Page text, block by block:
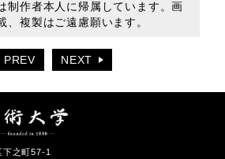
制作者本人に帰属しています。画
、複製はご遠慮願います。
PREV NEXT
之町57-1